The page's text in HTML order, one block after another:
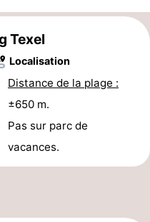
Texel
Localisation
Distance de la plage :
±650 m.
Pas sur parc de
vacances.